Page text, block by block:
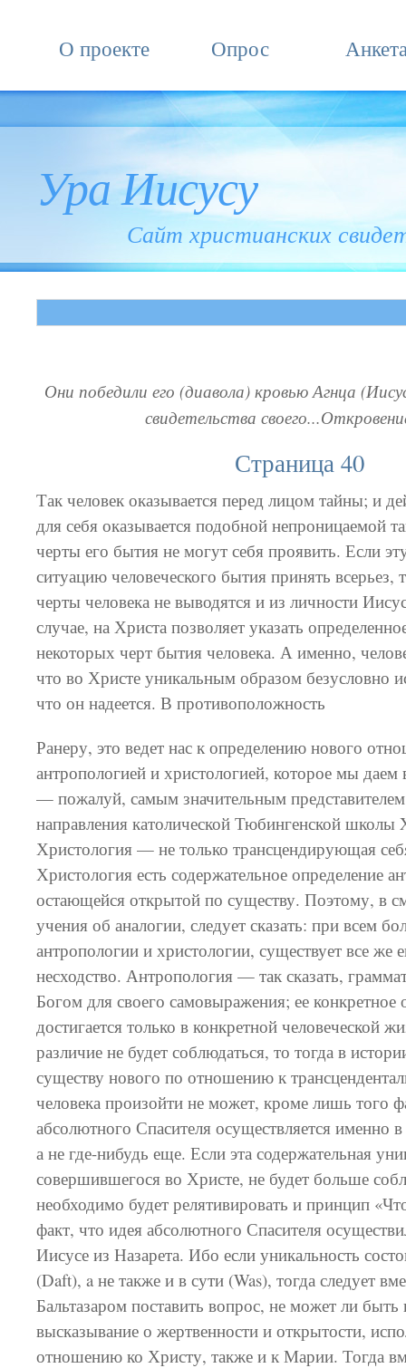
О проекте Опрос
Ура Иисусу
Сайт христианских
Они победили его (диавола) кровью Агнца
свидетельства
Страница 40
Так человек оказывается перед лицом тайны; и
для себя оказывается подобной непроницаемой
черты его бытия не могут себя проявить. Если
ситуацию человеческого бытия принять всерьез,
черты человека не выводятся и из личности
случае, на Христа позволяет указать
некоторых черт бытия человека. А именно,
что во Христе уникальным образом безусловно
что он надеется. В противоположность
Ранеру, это ведет нас к определению нового
антропологией и христологией, которое мы
— пожалуй, самым значительным
направления католической Тюбингенской школы
Христология — не только трансцендирующая
Христология есть содержательное определение
остающейся открытой по существу. Поэтому, в
учения об аналогии, следует сказать: при всем
антропологии и христологии, существует все же
несходство. Антропология — так сказать,
Богом для своего самовыражения; ее конкретное
достигается только в конкретной человеческой
различие не будет соблюдаться, то тогда в
существу нового по отношению к
человека произойти не может, кроме лишь того
абсолютного Спасителя осуществляется именно
а не где-нибудь еще. Если эта содержательная
совершившегося во Христе, не будет больше
необходимо будет релятивировать и принцип
факт, что идея абсолютного Спасителя
Иисусе из Назарета. Ибо если уникальность
(Daft), a не также и в сути (Was), тогда следует
Бальтазаром поставить вопрос, не может ли
высказывание о жертвенности и открытости,
отношению ко Христу, также и к Марии. Тогда